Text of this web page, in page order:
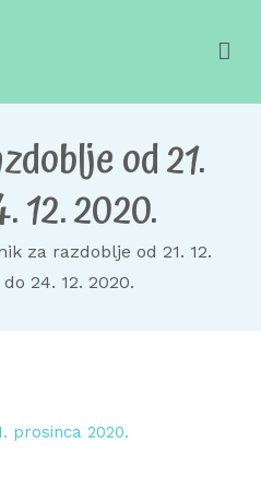
od 21.
12. 2020.
za razdoblje od 21. 12.
24. 12. 2020.
prosinca 2020.